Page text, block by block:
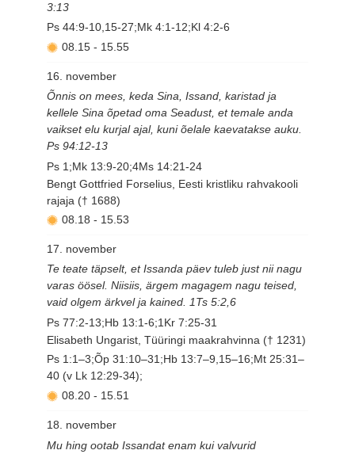
3:13
Ps 44:9-10,15-27;Mk 4:1-12;Kl 4:2-6
08.15 - 15.55
16. november
Õnnis on mees, keda Sina, Issand, karistad ja
kellele Sina õpetad oma Seadust, et temale anda
vaikset elu kurjal ajal, kuni õelale kaevatakse auku.
Ps 94:12-13
Ps 1;Mk 13:9-20;4Ms 14:21-24
Bengt Gottfried Forselius, Eesti kristliku rahvakooli
rajaja († 1688)
08.18 - 15.53
17. november
Te teate täpselt, et Issanda päev tuleb just nii nagu
varas öösel. Niisiis, ärgem magagem nagu teised,
vaid olgem ärkvel ja kained. 1Ts 5:2,6
Ps 77:2-13;Hb 13:1-6;1Kr 7:25-31
Elisabeth Ungarist, Tüüringi maakrahvinna († 1231)
Ps 1:1–3;Õp 31:10–31;Hb 13:7–9,15–16;Mt 25:31–
40 (v Lk 12:29-34);
08.20 - 15.51
18. november
Mu hing ootab Issandat enam kui valvurid